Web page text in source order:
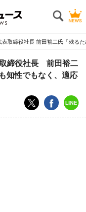
表取締役社長 前田裕二氏「残る
締役社長 前田裕二
知性でもなく、適応